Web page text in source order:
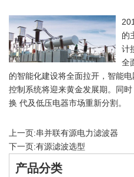
的
计
全
的智能化建设将全面拉开，智能
控制系统将迎来黄金发展期。同
换 代及低压电器市场重新分割。
上一页:串并联有源电力滤波器
下一页:有源滤波选型
产品分类